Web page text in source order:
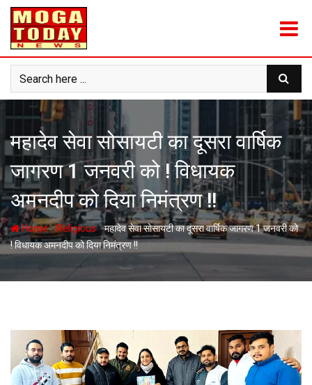
Skip
content
महादेव सेवा सोसायटी का दूसरा वार्षिक
जागरण 1 जनवरी को ! विधायक
अमनदीप को दिया निमंत्रण !!
Home-Religious-महादेव सेवा सोसायटी का दूसरा वार्षिक जागरण 1 जनवरी को
! विधायक अमनदीप को दिया निमंत्रण !!